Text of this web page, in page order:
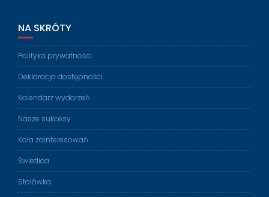
NA SKRÓTY
Polityka prywatności
Deklaracja dostępności
Kalendarz wydarzeń
Nasze sukcesy
Koła zainteresowań
Świetlica
Stołówka